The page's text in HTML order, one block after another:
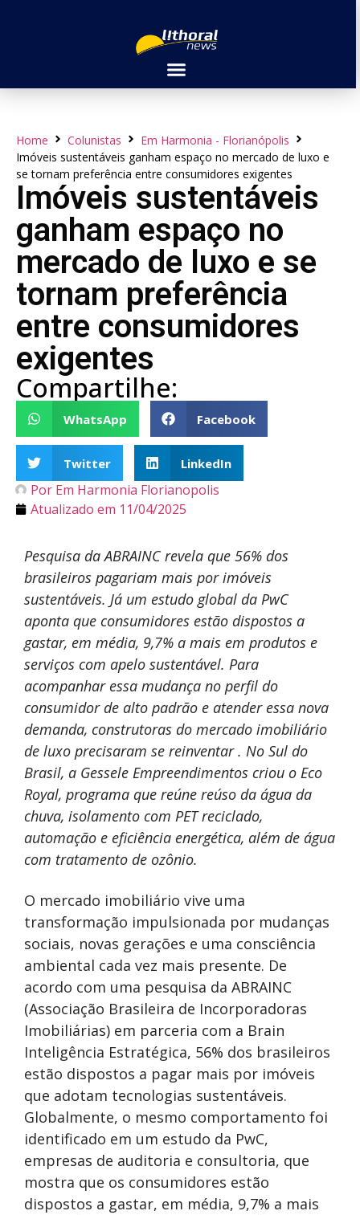
Home Colunistas
Em Harmonia - Florianópolis
Imóveis sustentáveis ganham espaço no mercado de luxo e
se tornam preferência entre consumidores exigentes
Imóveis sustentáveis
ganham espaço no
mercado de luxo e se
tornam preferência
entre consumidores
exigentes
Compartilhe:
WhatsApp Facebook
Twitter LinkedIn
Por Em Harmonia Florianopolis
Atualizado em 11/04/2025
Pesquisa da ABRAINC revela que 56% dos
brasileiros pagariam mais por imóveis
sustentáveis. Já um estudo global da PwC
aponta que consumidores estão dispostos a
gastar, em média, 9,7% a mais em produtos e
serviços com apelo sustentável. Para
acompanhar essa mudança no perfil do
consumidor de alto padrão e atender essa nova
demanda, construtoras do mercado imobiliário
de luxo precisaram se reinventar . No Sul do
Brasil, a Gessele Empreendimentos criou o Eco
Royal, programa que reúne reúso da água da
chuva, isolamento com PET reciclado,
automação e eficiência energética, além de água
com tratamento de ozônio.
O mercado imobiliário vive uma
transformação impulsionada por mudanças
sociais, novas gerações e uma consciência
ambiental cada vez mais presente. De
acordo com uma pesquisa da ABRAINC
(Associação Brasileira de Incorporadoras
Imobiliárias) em parceria com a Brain
Inteligência Estratégica, 56% dos brasileiros
estão dispostos a pagar mais por imóveis
que adotam tecnologias sustentáveis.
Globalmente, o mesmo comportamento foi
identificado em um estudo da PwC,
empresas de auditoria e consultoria, que
mostra que os consumidores estão
dispostos a gastar, em média, 9,7% a mais